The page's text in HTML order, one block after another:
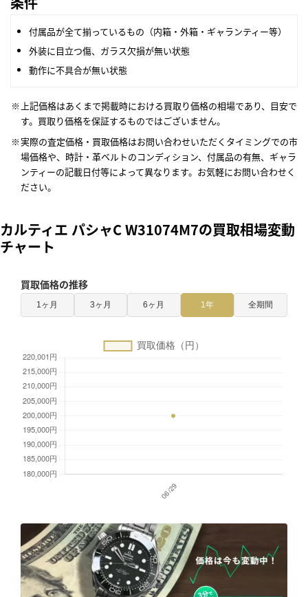
付属品が全て揃っているもの（内箱・外箱・ギャランティー等）
外装に目立つ傷、ガラス欠損が無い状態
動作に不具合が無い状態
上記価格はあくまで掲載時における買取り価格の相場であり、目安で
す。買取り価格を保証するものではございません。
実際の査定価格・買取価格はお問い合わせいただくタイミングでの市
場価格や、時計・革ベルトのコンディション、付属品の有無、ギャラ
ンティーの記載日付等によって異なります。お気軽にお問い合わせく
ださい。
カルティエ パシャC W31074M7の買取相場変動
チャート
買取価格の推移
1ヶ月 3ヶ月 6ヶ月 1年 全期間